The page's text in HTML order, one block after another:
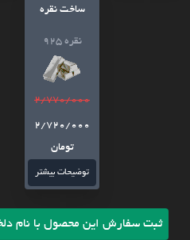
ساخت نقره
نقره 925
2/770/000
2/720/000
تومان
توضیحات بیشتر
ثبت سفارش این محصول با نام